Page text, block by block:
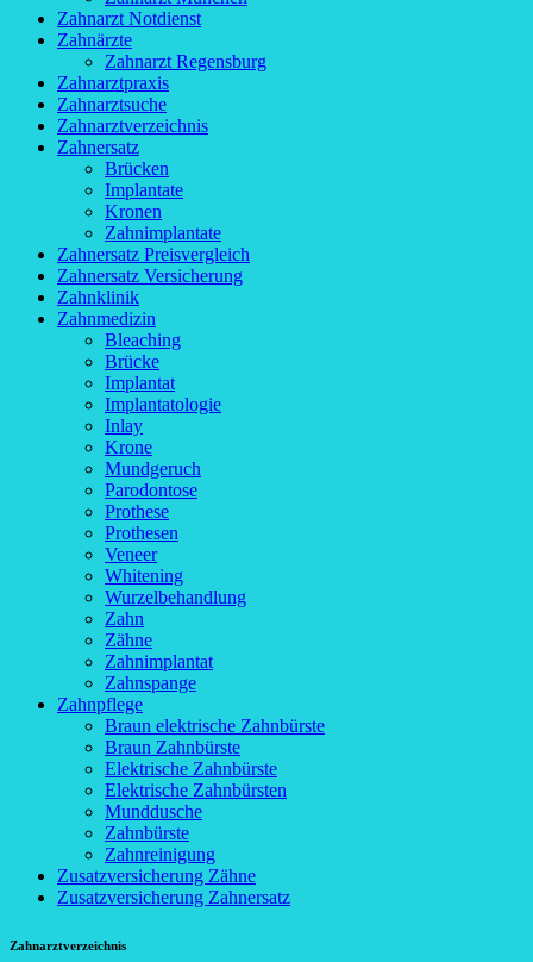
Zahnarzt Notdienst
Zahnärzte
Zahnarzt Regensburg
Zahnarztpraxis
Zahnarztsuche
Zahnarztverzeichnis
Zahnersatz
Brücken
Implantate
Kronen
Zahnimplantate
Zahnersatz Preisvergleich
Zahnersatz Versicherung
Zahnklinik
Zahnmedizin
Bleaching
Brücke
Implantat
Implantatologie
Inlay
Krone
Mundgeruch
Parodontose
Prothese
Prothesen
Veneer
Whitening
Wurzelbehandlung
Zahn
Zähne
Zahnimplantat
Zahnspange
Zahnpflege
Braun elektrische Zahnbürste
Braun Zahnbürste
Elektrische Zahnbürste
Elektrische Zahnbürsten
Munddusche
Zahnbürste
Zahnreinigung
Zusatzversicherung Zähne
Zusatzversicherung Zahnersatz
Zahnarztverzeichnis